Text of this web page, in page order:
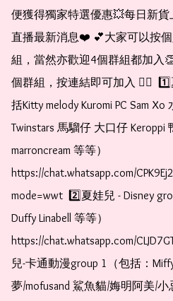
便獲得獨家特選優惠💥每日新
直播最新消息❤️ 💕大家可以按
組，當然亦歡迎4個群組都加入
個群組，按連結即可加入 👇🏻
括Kitty melody Kuromi PC Sam
Twinstars 馬騮仔 大口仔 Keroppi
marroncream 等等）
https://chat.whatsapp.com/
mode=wwt  2️⃣夏娃兒 - Disney
Duffy Linabell 等等）
https://chat.whatsapp.com/
兒-卡通動漫group 1（包括：
夢/mofusand 鯊魚貓/娒明阿美/